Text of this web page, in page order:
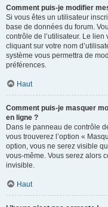
Comment puis-je modifier
Si vous êtes un utilisateur
base de données du forum.
contrôle de l’utilisateur. Le
cliquant sur votre nom
système vous permettra de
préférences.
Haut
Comment puis-je masquer
en ligne ?
Dans le panneau de contrôle
vous trouverez l’option «
option, vous ne serez visible
vous-même. Vous serez alors
invisible.
Haut